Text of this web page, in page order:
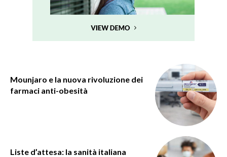
Mounjaro e la nuova rivoluzione dei
farmaci anti-obesità
Liste d’attesa: la sanità italiana